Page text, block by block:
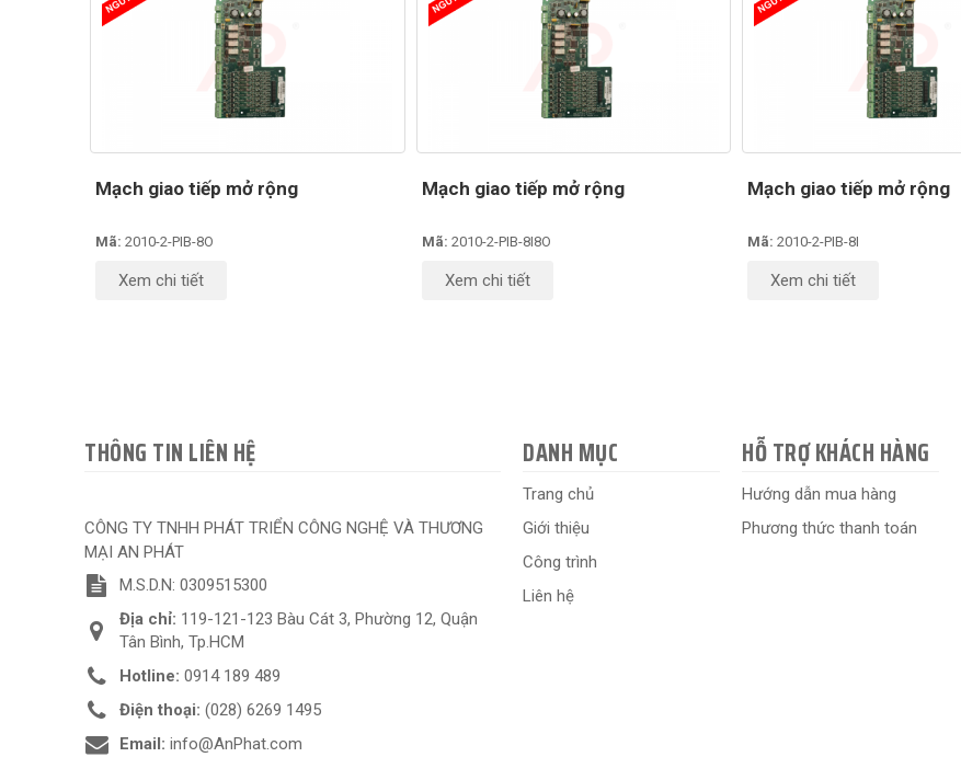
Mạch giao tiếp mở rộng
Mã: 2010-2-PIB-8O
Xem chi tiết
Mạch giao tiếp mở rộng
Mã: 2010-2-PIB-8I8O
Xem chi tiết
Mạch giao tiếp mở rộng
Mã: 2010-2-PIB-8I
Xem chi tiết
THÔNG TIN LIÊN HỆ
CÔNG TY TNHH PHÁT TRIỂN CÔNG NGHỆ VÀ THƯƠNG
MẠI AN PHÁT
M.S.D.N: 0309515300
Địa chỉ: 119-121-123 Bàu Cát 3, Phường 12, Quận
Tân Bình, Tp.HCM
Hotline: 0914 189 489
Điện thoại: (028) 6269 1495
Email: info@AnPhat.com
DANH MỤC
Trang chủ
Giới thiệu
Công trình
Liên hệ
HỖ TRỢ KHÁCH HÀNG
Hướng dẫn mua hàng
Phương thức thanh toán